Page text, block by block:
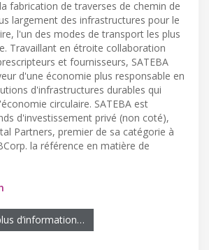
fabrication de traverses de chemin de
largement des infrastructures pour le
l'un des modes de transport les plus
Travaillant en étroite collaboration
et fournisseurs, SATEBA
d'une économie plus responsable en
d'infrastructures durables qui
circulaire. SATEBA est
d'investissement privé (non coté),
Partners, premier de sa catégorie à
la référence en matière de
d’information…